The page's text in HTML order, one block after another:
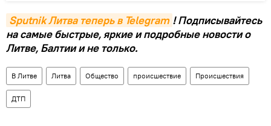
Sputnik Литва теперь в Telegram ! Подписывайтесь
на самые быстрые, яркие и подробные новости о
Литве, Балтии и не только.
В Литве Литва Общество происшествие Происшествия
ДТП